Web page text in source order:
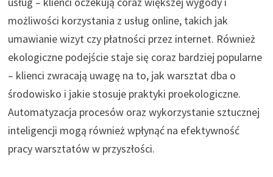
możliwości korzystania z usług online, takich jak
umawianie wizyt czy płatności przez internet. Również
ekologiczne podejście staje się coraz bardziej popularne
– klienci zwracają uwagę na to, jak warsztat dba o
środowisko i jakie stosuje praktyki proekologiczne.
Automatyzacja procesów oraz wykorzystanie sztucznej
inteligencji mogą również wpłynąć na efektywność
pracy warsztatów w przyszłości.